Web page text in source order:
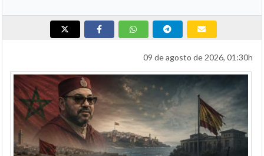
09 de agosto de 2026, 01:30h